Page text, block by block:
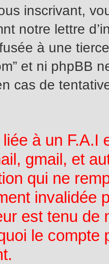
inscrivant,
notre lettre
à une
et ni phpBB
cas de
à un F.A.I
gmail, et
qui ne
invalidée
est tenu de
le compte